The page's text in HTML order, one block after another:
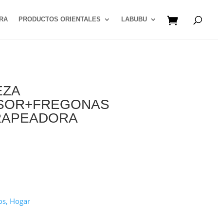
PRODUCTOS ORIENTALES LABUBU
Hogar